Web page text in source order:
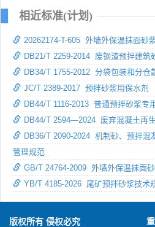
相近标准(计划)
20262174-T-605 外墙外保温抹面砂
DB21/T 2259-2014 废钢渣预拌建筑
DB34/T 1755-2012 分袋包装和分仓
JC/T 2389-2017 预拌砂浆用保水剂
DB44/T 1116-2013 普通预拌砂浆专
DB44/T 2594—2024 废弃混凝土再
DB36/T 2090-2024 机制砂、预拌混
管理规范
GB/T 24764-2009 外墙外保温抹面
YB/T 4185-2026 尾矿预拌砂浆技术
版权所有 侵权必究